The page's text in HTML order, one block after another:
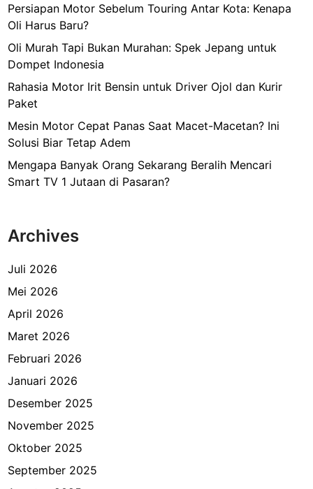
Persiapan Motor Sebelum Touring Antar Kota: Kenapa
Oli Harus Baru?
Oli Murah Tapi Bukan Murahan: Spek Jepang untuk
Dompet Indonesia
Rahasia Motor Irit Bensin untuk Driver Ojol dan Kurir
Paket
Mesin Motor Cepat Panas Saat Macet-Macetan? Ini
Solusi Biar Tetap Adem
Mengapa Banyak Orang Sekarang Beralih Mencari
Smart TV 1 Jutaan di Pasaran?
Archives
Juli 2026
Mei 2026
April 2026
Maret 2026
Februari 2026
Januari 2026
Desember 2025
November 2025
Oktober 2025
September 2025